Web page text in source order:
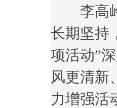
李高岭
长期坚持
项活动”
风更清新
力增强活